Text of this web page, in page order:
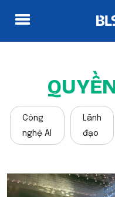
Công
nghệ AI
Lãnh
đạo